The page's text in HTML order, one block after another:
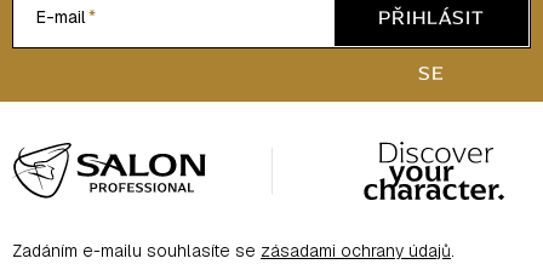
E-mail
PŘIHLÁSIT
SE
á
p
aZadáním e-mailu souhlasíte se zásadami ochrany údajů.